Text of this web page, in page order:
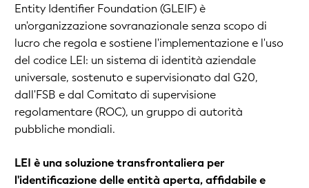
Entity Identifier Foundation (GLEIF) è
un'organizzazione sovranazionale senza scopo di
lucro che regola e sostiene l'implementazione e l'uso
del codice LEI: un sistema di identità aziendale
universale, sostenuto e supervisionato dal G20,
dall'FSB e dal Comitato di supervisione
regolamentare (ROC), un gruppo di autorità
pubbliche mondiali.
LEI è una soluzione transfrontaliera per
l'identificazione delle entità aperta, affidabile e